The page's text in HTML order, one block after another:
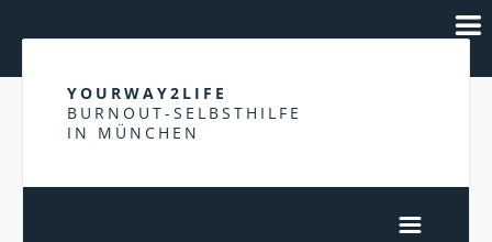
YOURWAY2LIFE
BURNOUT-SELBSTHILFE
IN MÜNCHEN